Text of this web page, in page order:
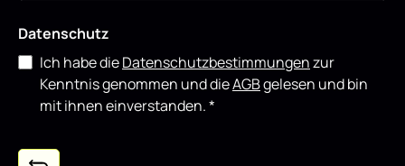
Datenschutz
Ich habe dieDatenschutzbestimmungenzur
Kenntnis genommen und dieAGBgelesen und bin
mit ihnen einverstanden.*